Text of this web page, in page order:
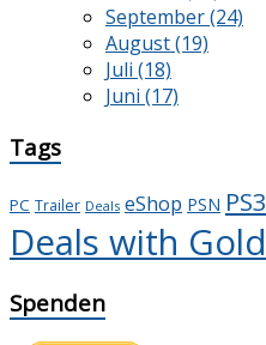
September (24)
August (19)
Juli (18)
Juni (17)
Tags
PC Trailer Deals eShop PSN PS3
Deals with Gold
Spenden